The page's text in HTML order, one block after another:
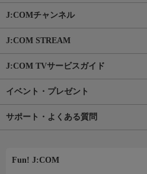
J:COMチャンネル
J:COM STREAM
J:COM TVサービスガイド
イベント・プレゼント
サポート・よくある質問
Fun! J:COM